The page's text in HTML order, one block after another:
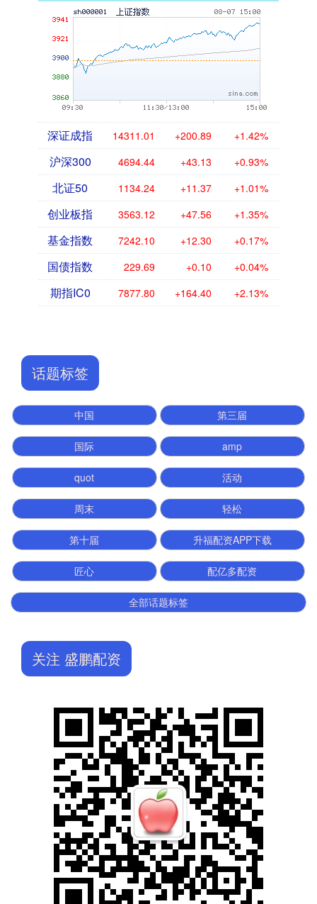
深证成指 14311.01 +200.89 +1.42%
沪深300 4694.44 +43.13 +0.93%
北证50 1134.24 +11.37 +1.01%
创业板指 3563.12 +47.56 +1.35%
基金指数 7242.10 +12.30 +0.17%
国债指数 229.69 +0.10 +0.04%
期指IC0 7877.80 +164.40 +2.13%
话题标签
中国 第三届
国际 amp
quot 活动
周末 轻松
第十届 升福配资APP下载
匠心 配亿多配资
全部话题标签
关注 盛鹏配资